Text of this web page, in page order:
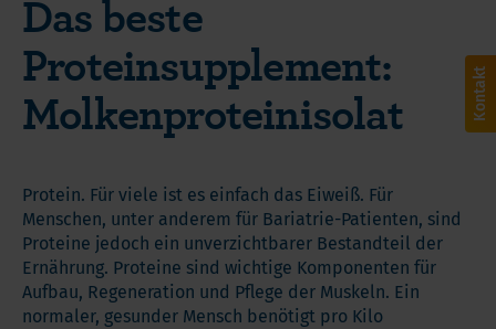
Das beste
Proteinsupplement:
Molkenproteinisolat
Protein. Für viele ist es einfach das Eiweiß. Für
Menschen, unter anderem für Bariatrie-Patienten, sind
Proteine jedoch ein unverzichtbarer Bestandteil der
Ernährung. Proteine sind wichtige Komponenten für
Aufbau, Regeneration und Pflege der Muskeln. Ein
normaler, gesunder Mensch benötigt pro Kilo
Kontakt